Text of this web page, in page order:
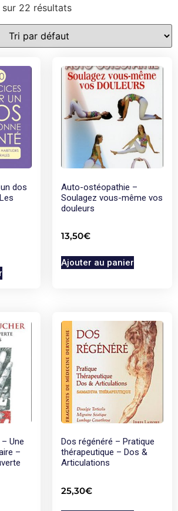
sur 22 résultats
dos
Auto-ostéopathie –
Soulagez vous-même vos
douleurs
13,50€
Ajouter au panier
Une
–
Dos régénéré – Pratique
thérapeutique – Dos &
Articulations
25,30€